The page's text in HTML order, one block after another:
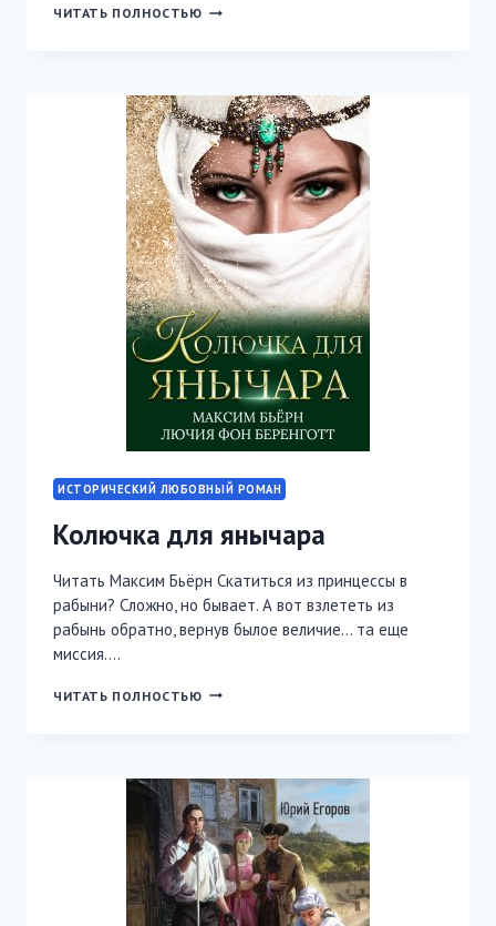
ЧИТАТЬ ПОЛНОСТЬЮ ИНОСТРАНКА
ИСТОРИЧЕСКИЙ ЛЮБОВНЫЙ РОМАН
Колючка для янычара
Читать Максим Бьёрн Скатиться из принцессы в
рабыни? Сложно, но бывает. А вот взлететь из
рабынь обратно, вернув былое величие… та еще
миссия….
ЧИТАТЬ ПОЛНОСТЬЮ КОЛЮЧКА